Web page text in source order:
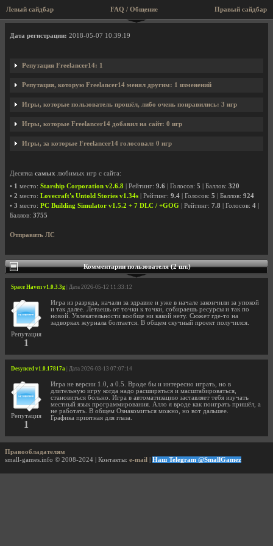
Левый сайдбар Правый сайдбар
FAQ / Общение
Профиль пользователя Freelancer14
Дата регистрации: 2018-05-07 10:39:19
Репутация Freelancer14: 1
Репутация, которую Freelancer14 менял другим: 1 изменений
Игры, которые пользователь прошёл, либо очень понравились: 3 игр
Игры, которые Freelancer14 добавил на сайт: 0 игр
Игры, за которые Freelancer14 голосовал: 0 игр
Десятка самых любимых игр с сайта:
• 1 место: Starship Corporation v2.6.8 | Рейтинг: 9.6 | Голосов: 5 | Баллов: 320
• 2 место: Lovecraft's Untold Stories v1.34s | Рейтинг: 9.4 | Голосов: 5 | Баллов: 924
• 3 место: PC Building Simulator v1.5.2 + 7 DLC / +GOG | Рейтинг: 7.8 | Голосов: 4
Баллов: 3755
Отправить ЛС
Комментарии пользователя (2 шт.)
Space Haven v1.0.3.3g | Дата 2026-05-12 11:33:12
Репутация
1
Игра из разряда, начали за здравие и уже в начале закончили за упокой
и так далее. Летаешь от точки к точки, собираешь ресурсы и так по
новой. Увлекательности вообще ни какой нету. Сюжет где-то на
задворках журнала болтается. В общем скучный проект получился.
Desynced v1.0.17817a | Дата 2026-03-13 07:07:14
Репутация
1
Игра не версии 1.0, а 0.5. Вроде бы и интересно играть, но в
длительную игру когда надо расширяться и масштабироваться,
становиться больно. Игра в автоматизацию заставляет тебя изучать
местный язык программирования. Алло я вроде как поиграть пришёл, а
не работать. В общем Ознакомиться можно, но вот дальшее.
Графика приятная для глаза.
Правообладателям
small-games.info © 2008-2024 | Контакты: e-mail Наш Telegram @SmallGamez